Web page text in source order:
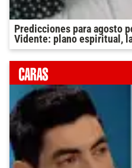
Predicciones para agosto
Vidente: plano espiritual,